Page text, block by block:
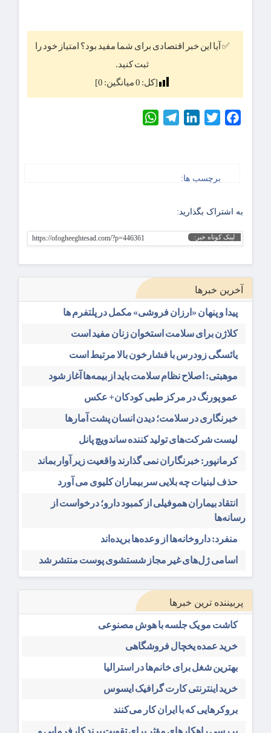
✅ آیا این خبر اقتصادی برای شما مفید بود؟ امتیاز خود را
ثبت کنید.
[کل: 0میانگین: 0
]
Facebook
Twitter
LinkedIn
Telegram
برچسب ها:
به اشتراک بگذارید:
لینک کوتاه خبر: https://ofogheeghtesad.com/?p=446361
آخرین خبرها
پیدا و پنهان «ارزان فروشی» مکمل در پلتفرم ها
کلاژن برای سلامت استخوان زنان مفید است
یائسگی زودرس با فشارخون بالا مرتبط است
موهبتی: اصلاح نظام سلامت باید از بیمه‌ها آغاز شود
عمو پورنگ در مرکز طبی کودکان+ عکس
خبرنگاری در سلامت؛ دیدن انسان پشت آمارها
لیست شرکت‌های تولید کننده ساندویچ پانل
کرمانپور: خبرنگاران نمی گذارند واقعیت زیر آوار بماند
حذف لبنیات چه بلایی سر بیماران کلیوی می آورد
انتقاد بیماران هموفیلی از کمبود دارو؛ درخواست از
رسانه‌ها
منفرد: داروخانه‌ها از وعده‌ها بریده‌اند
اسامی ژل‌های غیر مجاز شستشوی پوست منتشر شد
پربیننده ترین خبرها
کاشت مو یک جلسه با هوش مصنوعی
خرید عمده یخچال فروشگاهی
بهترین شغل برای خانم‌ها در استرالیا
خرید اینترنتی کارت گرافیک ایسوس
بروکرهایی‌ که با ایران کار می‌کنند